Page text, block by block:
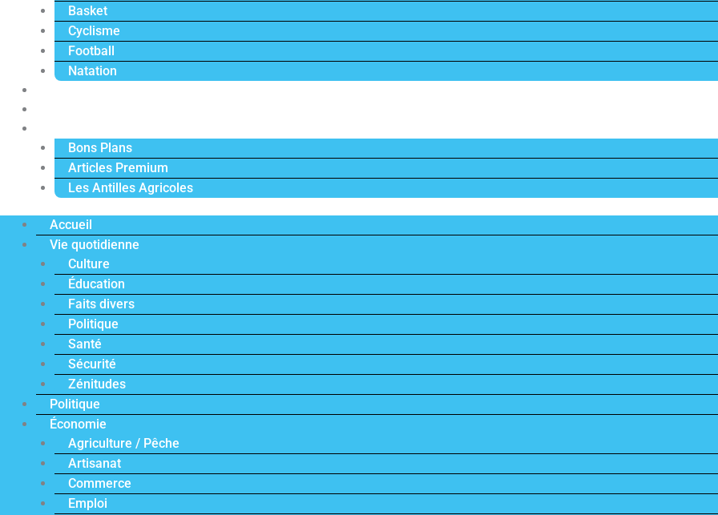
Basket
Cyclisme
Football
Natation
Bons Plans
Articles Premium
Les Antilles Agricoles
Accueil
Vie quotidienne
Culture
Éducation
Faits divers
Politique
Santé
Sécurité
Zénitudes
Politique
Économie
Agriculture / Pêche
Artisanat
Commerce
Emploi